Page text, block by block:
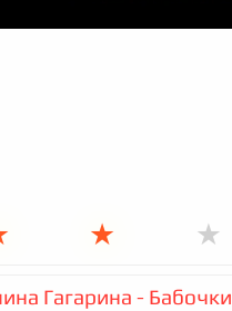
★ ★
Гагарина - Бабочки